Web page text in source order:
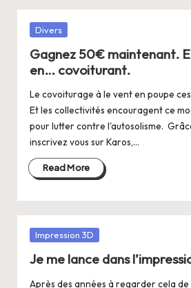
Posted
Divers
Gagnez 50€ maintenant.
en… covoiturant.
Le covoiturage à le vent en poupe
Et les collectivités encouragent ce
pour lutter contre l'autosolisme.
inscrivez vous sur Karos,…
Read More
Posted
Impression 3D
Je me lance dans
Après des années à regarder cela de